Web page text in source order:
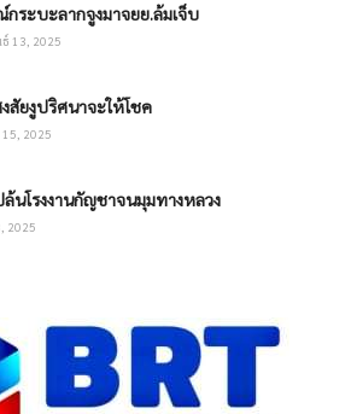
ระบะลากจูงมาจยย.ล้มเจ็บ
13, 2025
สัยงูปริศนาจะให้โชค
2025
ล้นโรงงานกัญชาจนมุมทางหลวง
2025